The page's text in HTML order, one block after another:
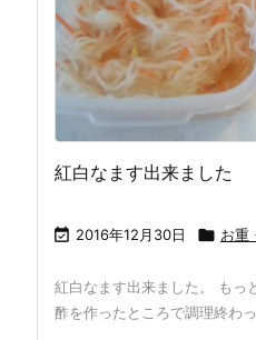
紅白なます出来ました
 2016年12月30日  お重
紅白なます出来ました。 もっ
酢を作ったところで調理終わ